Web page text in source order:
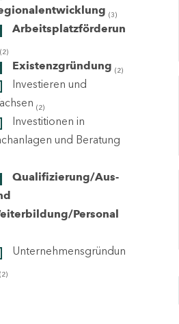
(3)
Arbeitsplatzförderun
(2)
Existenzgründung (2)
Investieren und
(2)
Investitionen in
und Beratung
Qualifizierung/Aus-
Personal
Unternehmensgründun
(2)